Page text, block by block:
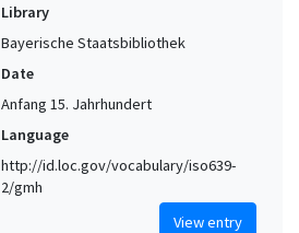
Library
Bayerische Staatsbibliothek
Date
Anfang 15. Jahrhundert
Language
http://id.loc.gov/vocabulary/iso639-
2/gmh
View entry